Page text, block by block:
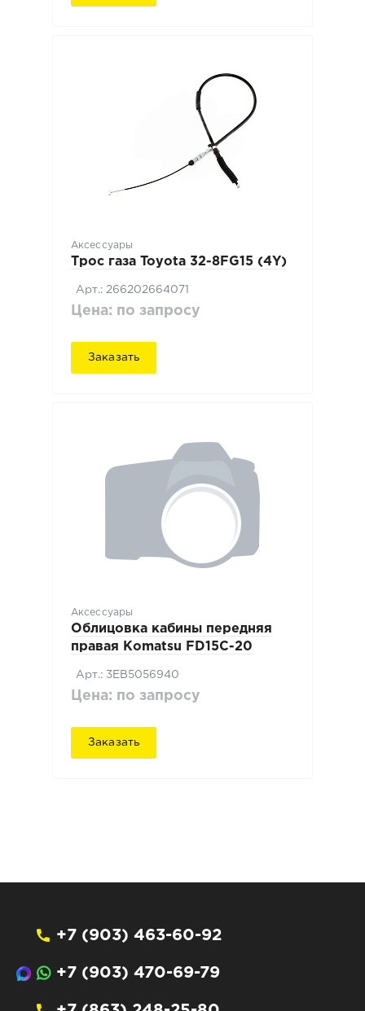
Аксессуары
Трос газа Toyota 32-8FG15 (4Y)
Арт.: 266202664071
Цена: по запросу
Заказать
Аксессуары
Облицовка кабины передняя
правая Komatsu FD15C-20
Арт.: 3EB5056940
Цена: по запросу
Заказать
+7 (903) 463-60-92
+7 (903) 470-69-79